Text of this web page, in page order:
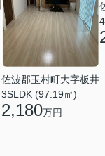
佐波郡玉村町大字板井
3SLDK (97.19㎡)
2,180万円